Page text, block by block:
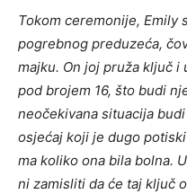
Tokom ceremonije, Emily
pogrebnog preduzeća,
majku. On joj pruža ključ
pod brojem 16, što budi
neočekivana situacija
osjećaj koji je dugo
ma koliko ona bila bolna.
ni zamisliti da će taj ključ